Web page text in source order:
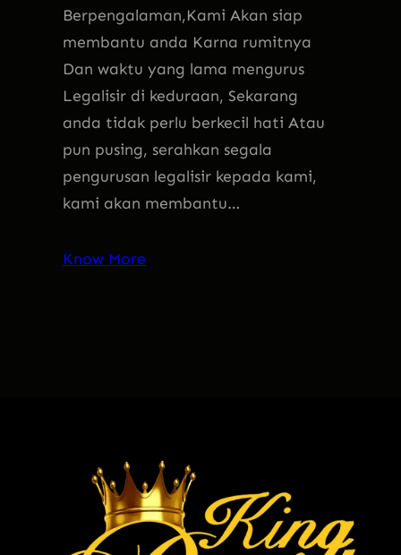
Berpengalaman,Kami Akan siap
membantu anda Karna rumitnya
Dan waktu yang lama mengurus
Legalisir di keduraan, Sekarang
anda tidak perlu berkecil hati Atau
pun pusing, serahkan segala
pengurusan legalisir kepada kami,
kami akan membantu…
Know More